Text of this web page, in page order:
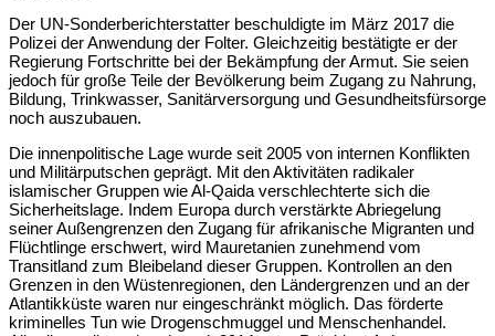
Der UN-Sonderberichterstatter beschuldigte im März 2017 die
Polizei der Anwendung der Folter. Gleichzeitig bestätigte er der
Regierung Fortschritte bei der Bekämpfung der Armut. Sie seien
jedoch für große Teile der Bevölkerung beim Zugang zu Nahrung,
Bildung, Trinkwasser, Sanitärversorgung und Gesundheitsfürsorge
noch auszubauen.
Die innenpolitische Lage wurde seit 2005 von internen Konflikten
und Militärputschen geprägt. Mit den Aktivitäten radikaler
islamischer Gruppen wie Al-Qaida verschlechterte sich die
Sicherheitslage. Indem Europa durch verstärkte Abriegelung
seiner Außengrenzen den Zugang für afrikanische Migranten und
Flüchtlinge erschwert, wird Mauretanien zunehmend vom
Transitland zum Bleibeland dieser Gruppen. Kontrollen an den
Grenzen in den Wüstenregionen, den Ländergrenzen und an der
Atlantikküste waren nur eingeschränkt möglich. Das förderte
kriminelles Tun wie Drogenschmuggel und Menschenhandel.